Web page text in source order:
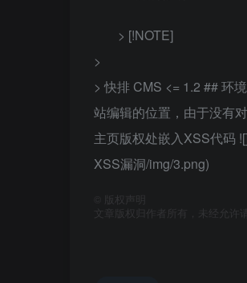
> [!NOTE]
>
> 快排 CMS <= 1.2 ## 环
站编辑的位置，由于没有
主页版权处嵌入XSS代码
XSS漏洞/img/3.png)
版权声明
文章版权归作者所有，未经允许